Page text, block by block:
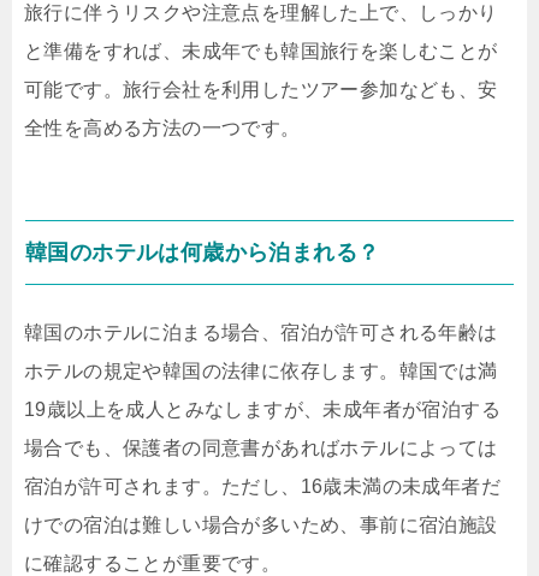
旅行に伴うリスクや注意点を理解した上で、しっかり
と準備をすれば、未成年でも韓国旅行を楽しむことが
可能です。旅行会社を利用したツアー参加なども、安
全性を高める方法の一つです。
韓国のホテルは何歳から泊まれる？
韓国のホテルに泊まる場合、宿泊が許可される年齢は
ホテルの規定や韓国の法律に依存します。韓国では満
19歳以上を成人とみなしますが、未成年者が宿泊する
場合でも、保護者の同意書があればホテルによっては
宿泊が許可されます。ただし、16歳未満の未成年者だ
けでの宿泊は難しい場合が多いため、事前に宿泊施設
に確認することが重要です。